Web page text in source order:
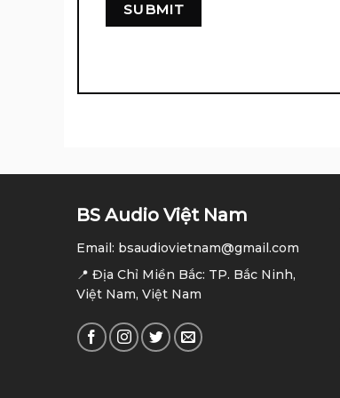
BS Audio Việt Nam
Email: bsaudiovietnam@gmail.com
📍 Địa Chỉ Miền Bắc: TP. Bắc Ninh,
Việt Nam, Việt Nam